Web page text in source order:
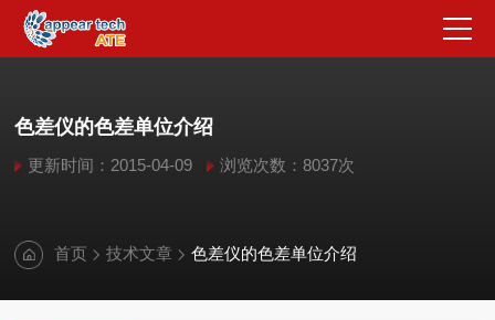
色差仪的色差单位介绍
更新时间：2015-04-09 浏览次数：8037次
首页 技术文章 色差仪的色差单位介绍